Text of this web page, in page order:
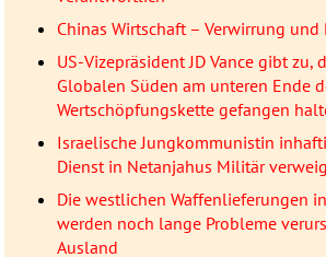
Chinas Wirtschaft – Verwirrung und
US-Vizepräsident JD Vance gibt zu,
Globalen Süden am unteren Ende
Wertschöpfungskette gefangen
Israelische Jungkommunistin
Dienst in Netanjahus Militär
Die westlichen Waffenlieferungen
werden noch lange Probleme
Ausland